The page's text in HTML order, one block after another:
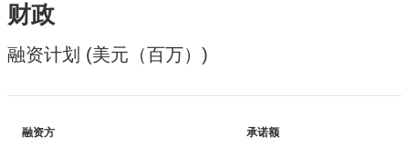
财政
融资计划 (美元（百万）)
融资方 承诺额